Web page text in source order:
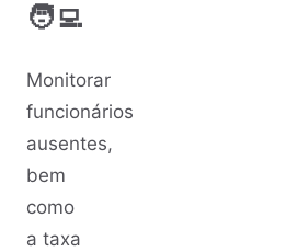
🧑‍💻
Monitorar
funcionários
ausentes,
bem
como
a taxa